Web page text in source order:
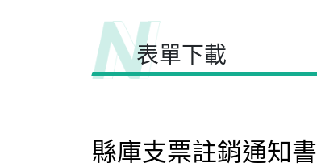
表單下載
縣庫支票註銷通知書